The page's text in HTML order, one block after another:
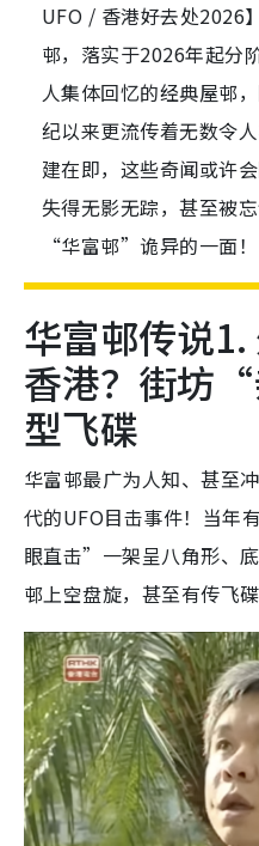
UFO / 香港好去处
邨，落实于2026年起分
人集体回忆的经典屋邨
纪以来更流传着无数令
建在即，这些奇闻或许
失得无影无踪，甚至被
“华富邨”诡异的一面！
华富邨传说
香港？街坊
型飞碟
华富邨最广为人知、甚至
代的UFO目击事件！当年
眼直击”一架呈八角形、
邨上空盘旋，甚至有传飞